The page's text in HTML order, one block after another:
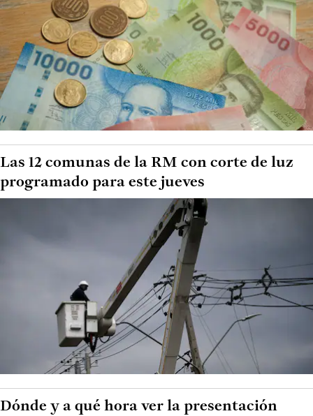
Las 12 comunas de la RM con corte de luz
programado para este jueves
Dónde y a qué hora ver la presentación